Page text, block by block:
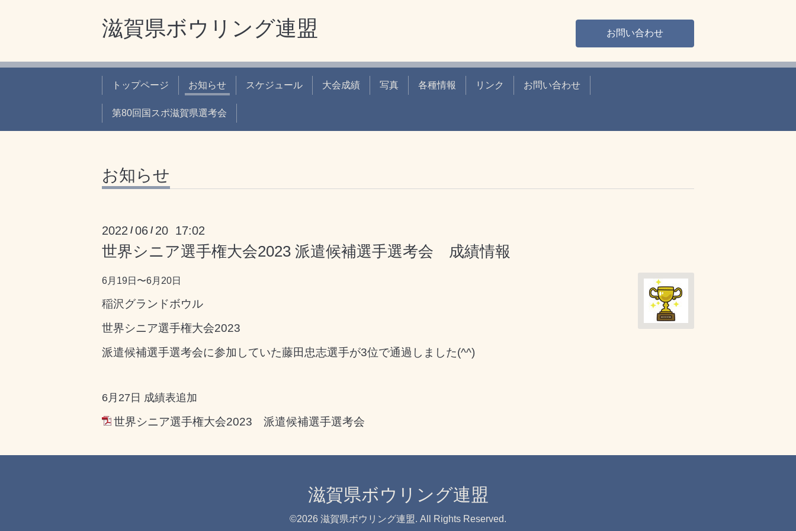
滋賀県ボウリング連盟 お問い合わせ
トップページ お知らせ スケジュール 大会成績 写真 各種情報 リンク お問い合わせ
第80回国スポ滋賀県選考会
お知らせ
2022 /06 / 20 17:02
世界シニア選手権大会2023 派遣候補選手選考会 成績情報
6月19日〜6月20日
稲沢グランドボウル
世界シニア選手権大会2023
派遣候補選手選考会に参加していた藤田忠志選手が3位で通過しました(^^)
6月27日 成績表追加
世界シニア選手権大会2023 派遣候補選手選考会
滋賀県ボウリング連盟
©2026 滋賀県ボウリング連盟. All Rights Reserved.